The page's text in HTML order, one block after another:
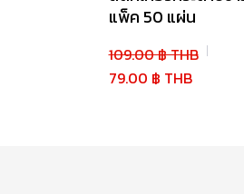
แพ็ค 50 แผ่น
109.00 ฿ THB
79.00 ฿ THB